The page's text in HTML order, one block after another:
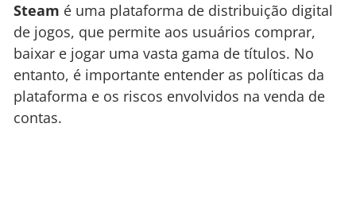
Steam é uma plataforma de distribuição digital
de jogos, que permite aos usuários comprar,
baixar e jogar uma vasta gama de títulos. No
entanto, é importante entender as políticas da
plataforma e os riscos envolvidos na venda de
contas.